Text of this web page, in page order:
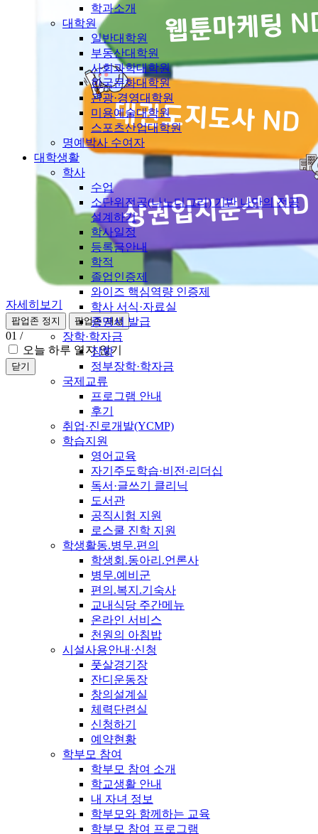
자세히보기
팝업존 정지 팝업존 재생
01 /
오늘 하루 열지 않기
닫기
학과소개
대학원
일반대학원
부동산대학원
사회과학대학원
한국문화대학원
관광·경영대학원
미용예술대학원
스포츠산업대학원
명예박사 수여자
대학생활
학사
수업
소단위전공(나노디그리) 기반 나만의 전공
설계하기
학사일정
등록금안내
학적
졸업인증제
와이즈 핵심역량 인증제
학사 서식·자료실
증명서 발급
장학·학자금
장학
정부장학·학자금
국제교류
프로그램 안내
후기
취업·진로개발(YCMP)
학습지원
영어교육
자기주도학습·비전·리더십
독서·글쓰기 클리닉
도서관
공직시험 지원
로스쿨 진학 지원
학생활동.병무.편의
학생회.동아리.언론사
병무.예비군
편의.복지.기숙사
교내식당 주간메뉴
온라인 서비스
천원의 아침밥
시설사용안내·신청
풋살경기장
잔디운동장
창의설계실
체력단련실
신청하기
예약현황
학부모 참여
학부모 참여 소개
학교생활 안내
내 자녀 정보
학부모와 함께하는 교육
학부모 참여 프로그램